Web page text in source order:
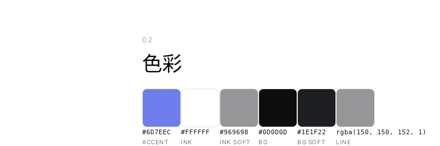
02
色彩
#6D7EEC
ACCENT
#FFFFFF
INK
#969698
INK SOFT
#0D0D0D
BG
#1E1F22
BG SOFT
rgba(150, 150, 152, 1)
LINE